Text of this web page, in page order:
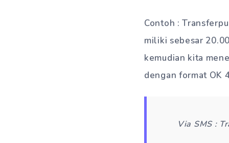
Contoh :
miliki sebesar
kemudian kita
dengan format OK
Via SMS :